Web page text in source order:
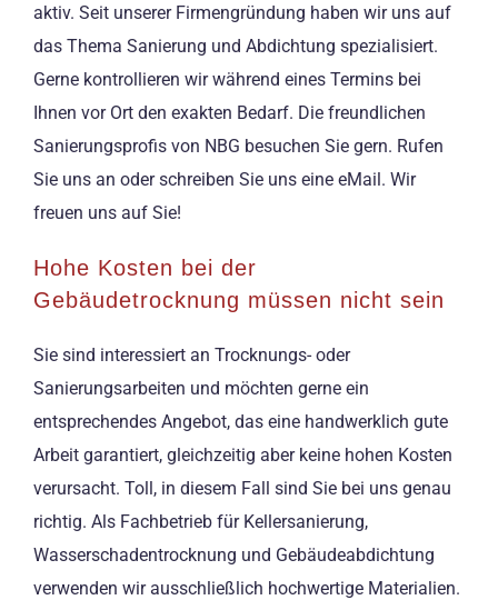
aktiv. Seit unserer Firmengründung haben wir uns auf
das Thema Sanierung und Abdichtung spezialisiert.
Gerne kontrollieren wir während eines Termins bei
Ihnen vor Ort den exakten Bedarf. Die freundlichen
Sanierungsprofis von NBG besuchen Sie gern. Rufen
Sie uns an oder schreiben Sie uns eine eMail. Wir
freuen uns auf Sie!
Hohe Kosten bei der
Gebäudetrocknung müssen nicht sein
Sie sind interessiert an Trocknungs- oder
Sanierungsarbeiten und möchten gerne ein
entsprechendes Angebot, das eine handwerklich gute
Arbeit garantiert, gleichzeitig aber keine hohen Kosten
verursacht. Toll, in diesem Fall sind Sie bei uns genau
richtig. Als Fachbetrieb für Kellersanierung,
Wasserschadentrocknung und Gebäudeabdichtung
verwenden wir ausschließlich hochwertige Materialien.